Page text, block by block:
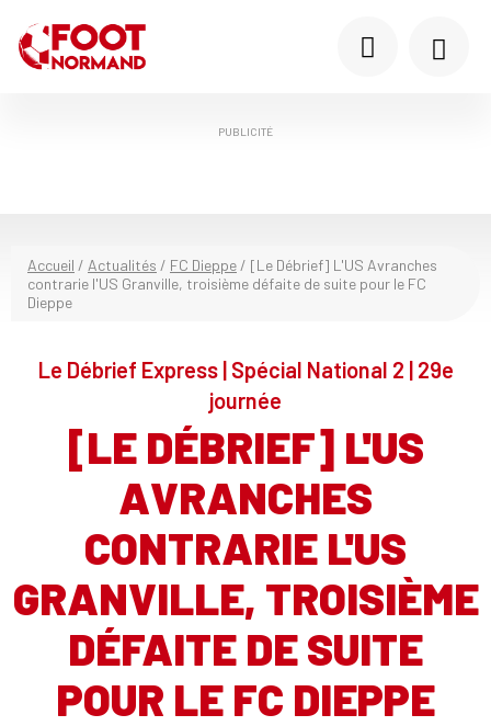
PUBLICITÉ
Accueil / Actualités / FC Dieppe / [Le Débrief] L'US Avranches
contrarie l'US Granville, troisième défaite de suite pour le FC
Dieppe
Le Débrief Express | Spécial National 2 | 29e
journée
[LE DÉBRIEF] L'US
AVRANCHES
CONTRARIE L'US
GRANVILLE, TROISIÈME
DÉFAITE DE SUITE
POUR LE FC DIEPPE